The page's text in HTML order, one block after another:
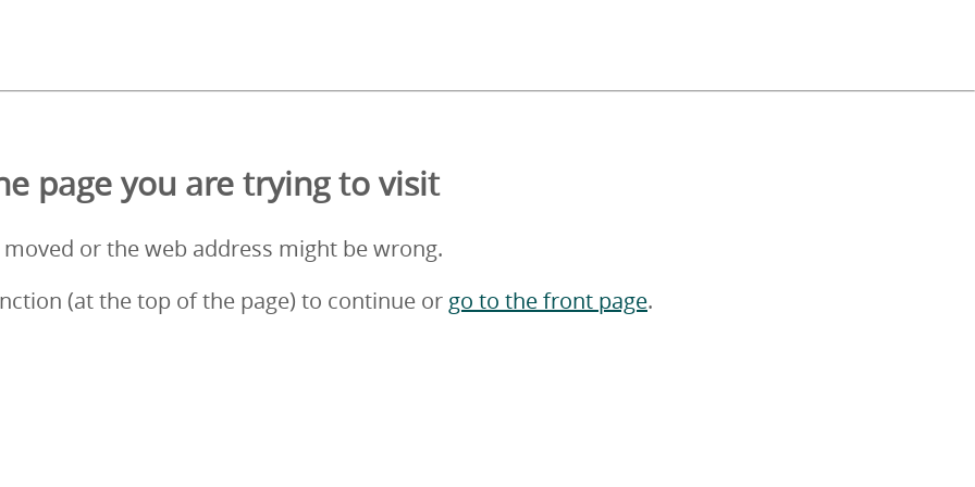
page you are trying to visit
or the web address might be wrong.
(at the top of the page) to continue or go to the front page.